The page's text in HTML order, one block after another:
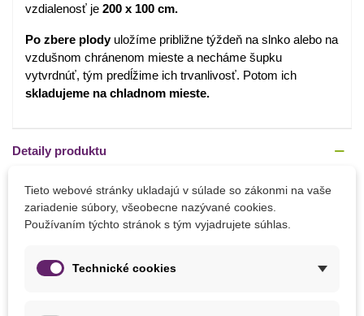
vzdialenosť je 200 x 100 cm.
Po zbere plodyuložíme približne týždeň na slnko alebo na
vzdušnom chránenom mieste a necháme šupku
vytvrdnúť, tým predĺžime ich trvanlivosť. Potom ich
skladujeme na chladnom mieste.
Detaily produktu
PARAMETRE
Výsev
Apríl
Stanovište
Tieto webové stránky ukladajú v súlade so zákonmi na vaše
zariadenie súbory, všeobecne nazývané cookies.
Používaním týchto stránok s tým vyjadrujete súhlas.
Technické cookies